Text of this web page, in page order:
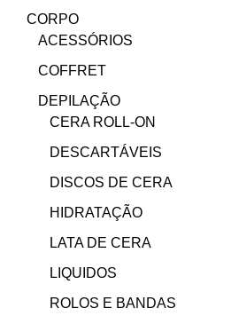
CORPO
ACESSÓRIOS
COFFRET
DEPILAÇÃO
CERA ROLL-ON
DESCARTÁVEIS
DISCOS DE CERA
HIDRATAÇÃO
LATA DE CERA
LIQUIDOS
ROLOS E BANDAS